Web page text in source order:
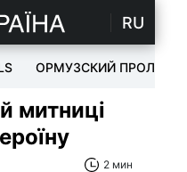
RU
ОРМУЗСКИЙ ПРОЛИВ
митниці
2 мин